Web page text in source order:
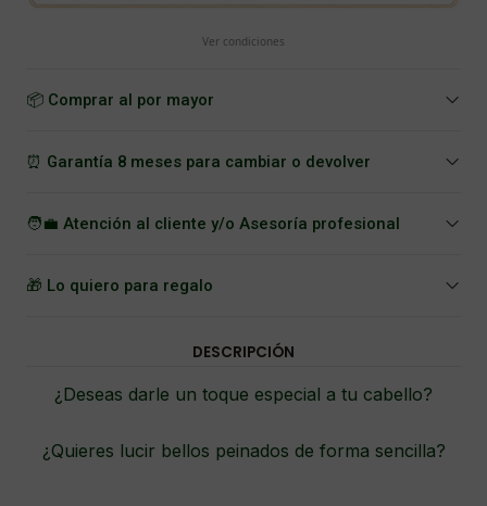
Ver condiciones
📦 Comprar al por mayor
⏰ Garantía 8 meses para cambiar o devolver
🧑‍💼 Atención al cliente y/o Asesoría profesional
🎁 Lo quiero para regalo
DESCRIPCIÓN
¿Deseas darle un toque especial a tu cabello?
¿Quieres lucir bellos peinados de forma sencilla?